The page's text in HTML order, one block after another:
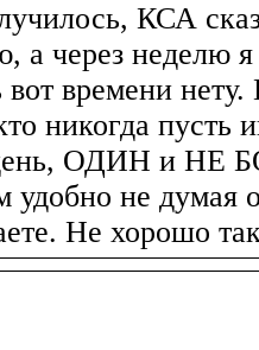
КСА
а через неделю
времени нету.
никогда пусть
ОДИН и НЕ
удобно не думая
Не хорошо